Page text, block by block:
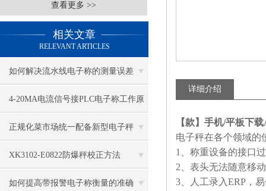
查看更多 >>
相关文章
RELEVANT ARTICLES
如何解决流水线电子称的测量误差
4-20MA电流信号接PLC电子称工作原
理
正规化菜市场统一配备新型电子秤
XK3102-E0822防爆秤校正方法
如何提高带报警电子称衡量的准确
详细介绍
【款】手机/平板下
电子秤在各个领域的
1、称重设备的接口
2、表头无法随意移
3、人工录入ERP，